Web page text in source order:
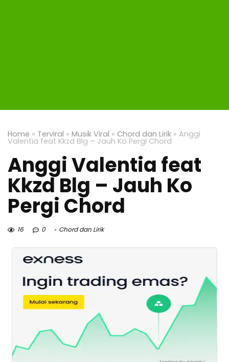
Home » Terviral » Musik Viral » Chord dan Lirik » Anggi
Valentia feat Kkzd Blg – Jauh Ko Pergi Chord
Anggi Valentia feat
Kkzd Blg – Jauh Ko
Pergi Chord
16 0 Chord dan Lirik